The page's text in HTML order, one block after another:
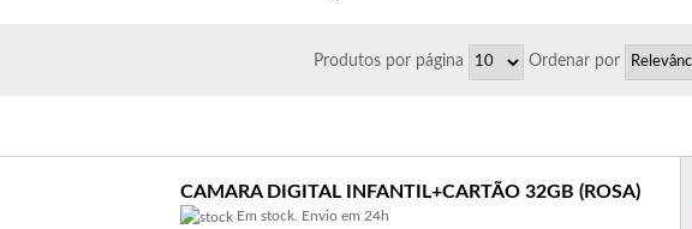
Produtos por página Ordenar por
CAMARA DIGITAL INFANTIL+CARTÃO 32GB (ROSA)
Em stock. Envio em 24h